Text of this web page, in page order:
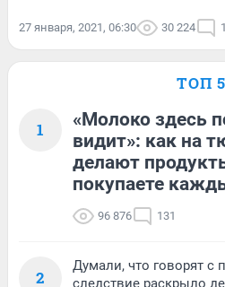
27 января, 2021, 06:30 30 224
ТОП 5
1
«Молоко здесь
видит»: как на
делают
покупаете
96 876 131
2
Думали, что говорят с
следствие раскрыло